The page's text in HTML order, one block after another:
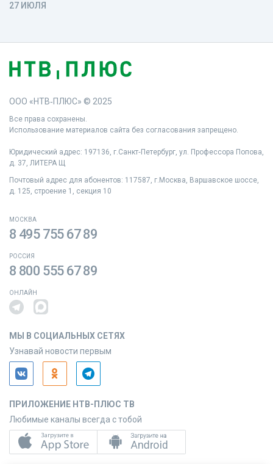
27 ИЮЛЯ
ООО «НТВ‑ПЛЮС» © 2025
Все права сохранены.
Использование материалов сайта без согласования запрещено.
Юридический адрес: 197136, г.Санкт‑Петербург, ул. Профессора Попова,
д. 37, ЛИТЕРА Щ
Почтовый адрес для абонентов: 117587, г.Москва, Варшавское шоссе,
д. 125, строение 1, секция 10
МОСКВА
8 495 755 67 89
РОССИЯ
8 800 555 67 89
ОНЛАЙН
МЫ В СОЦИАЛЬНЫХ СЕТЯХ
Узнавай новости первым
ПРИЛОЖЕНИЕ НТВ-ПЛЮС ТВ
Любимые каналы всегда с тобой